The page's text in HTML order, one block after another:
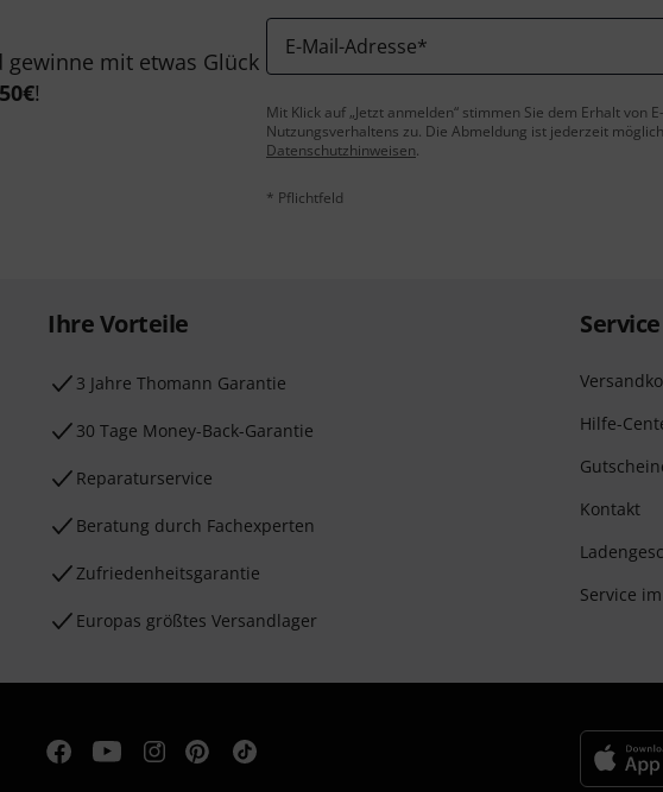
mit etwas Glück
50€!
E-Mail-Adresse*
Mit Klick auf „Jetzt anmelden“ stimmen Sie dem Erhalt von
Nutzungsverhaltens zu. Die Abmeldung ist jederzeit
Datenschutzhinweisen.
* Pflichtfeld
Ihre Vorteile
3 Jahre Thomann Garantie
30 Tage Money-Back-Garantie
Reparaturservice
Beratung durch Fachexperten
Zufriedenheitsgarantie
Europas größtes Versandlager
Service
Hilfe-
Kontakt
Service